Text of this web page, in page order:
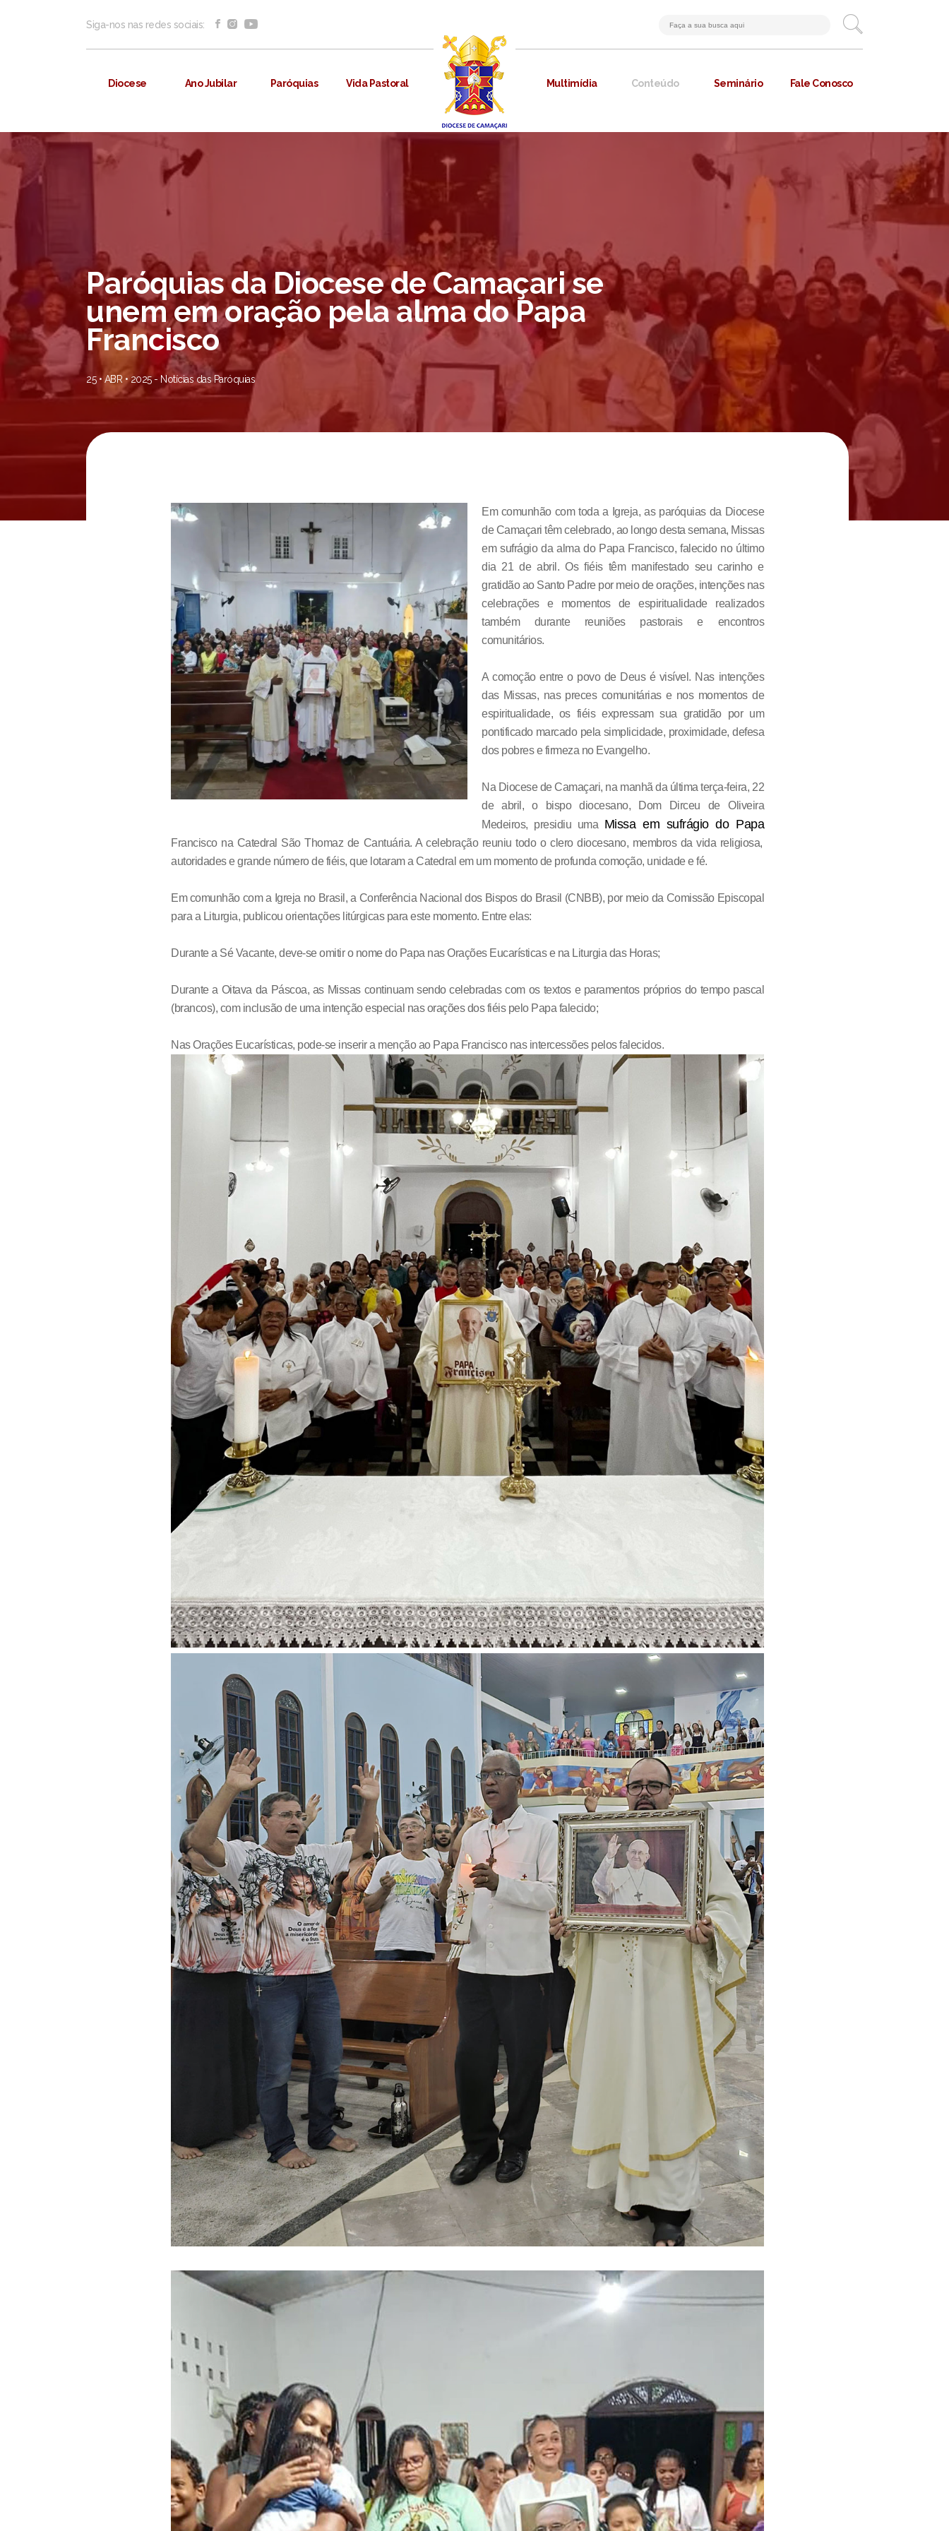
Siga-nos nas redes sociais:
Diocese Ano Jubilar Paróquias Vida Pastoral Multimídia Conteúdo Seminário Fale Conosco
Paróquias da Diocese de Camaçari se
unem em oração pela alma do Papa
Francisco
25 • ABR • 2025 - Notícias das Paróquias
Em comunhão com toda a Igreja, as paróquias da Diocese
de Camaçari têm celebrado, ao longo desta semana, Missas
em sufrágio da alma do Papa Francisco, falecido no último
dia 21 de abril. Os fiéis têm manifestado seu carinho e
gratidão ao Santo Padre por meio de orações, intenções nas
celebrações e momentos de espiritualidade realizados
também durante reuniões pastorais e encontros
comunitários.
A comoção entre o povo de Deus é visível. Nas intenções
das Missas, nas preces comunitárias e nos momentos de
espiritualidade, os fiéis expressam sua gratidão por um
pontificado marcado pela simplicidade, proximidade, defesa
dos pobres e firmeza no Evangelho.
Na Diocese de Camaçari, na manhã da última terça-feira, 22
de abril, o bispo diocesano, Dom Dirceu de Oliveira
Medeiros, presidiu uma Missa em sufrágio do Papa
Francisco na Catedral São Thomaz de Cantuária. A celebração reuniu todo o clero diocesano, membros da vida religiosa,
autoridades e grande número de fiéis, que lotaram a Catedral em um momento de profunda comoção, unidade e fé.
Em comunhão com a Igreja no Brasil, a Conferência Nacional dos Bispos do Brasil (CNBB), por meio da Comissão Episcopal
para a Liturgia, publicou orientações litúrgicas para este momento. Entre elas:
Durante a Sé Vacante, deve-se omitir o nome do Papa nas Orações Eucarísticas e na Liturgia das Horas;
Durante a Oitava da Páscoa, as Missas continuam sendo celebradas com os textos e paramentos próprios do tempo pascal
(brancos), com inclusão de uma intenção especial nas orações dos fiéis pelo Papa falecido;
Nas Orações Eucarísticas, pode-se inserir a menção ao Papa Francisco nas intercessões pelos falecidos.